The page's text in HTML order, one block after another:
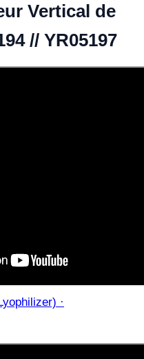
Vertical de
// YR05197
·